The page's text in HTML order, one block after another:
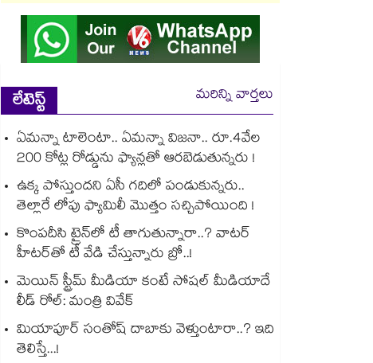
లేటెస్ట్
మరిన్ని వార్తలు
ఏమన్నా టాలెంటా.. ఏమన్నా విజనా.. రూ.4వేల
200 కోట్ల రోడ్డును ఫ్యాన్లతో ఆరబెడుతున్నరు !
ఉక్క పోస్తుందని ఏసీ గదిలో పండుకున్నరు..
తెల్లారే లోపు ఫ్యామిలీ మొత్తం సచ్చిపోయింది !
కొంపదీసి ట్రైన్⁬లో టీ తాగుతున్నారా..? వాటర్
హీటర్⁭⁭తో టీ వేడి చేస్తున్నారు బ్రో..!
మెయిన్ స్ట్రీమ్ మీడియా కంటే సోషల్ మీడియాదే
లీడ్ రోల్: మంత్రి వివేక్
మియాపూర్ సంతోష్ దాబాకు వెళ్తుంటారా..? ఇది
తెలిస్తే...!